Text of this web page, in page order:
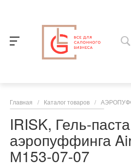
Главная / Каталог товаров /
IRISK, Гель-
аэропуффинга
М153-07-07